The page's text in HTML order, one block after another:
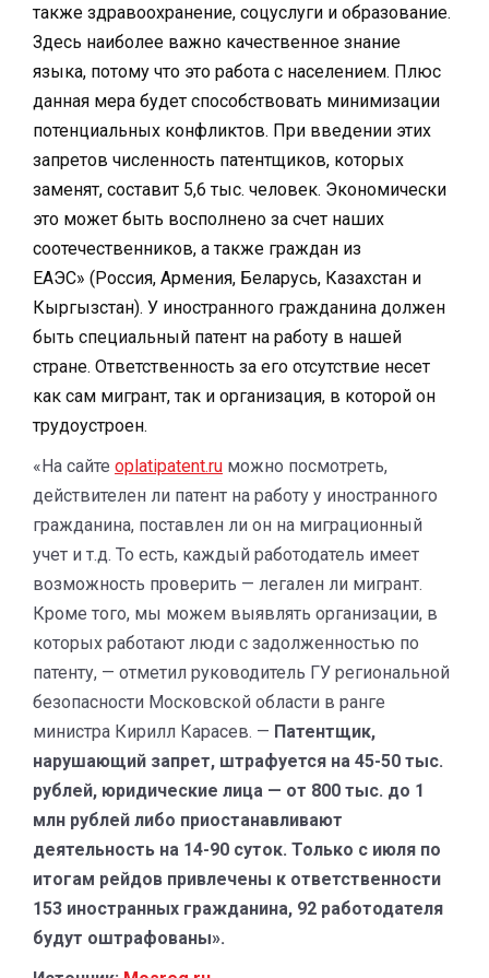
также здравоохранение, соцуслуги и образование.
Здесь наиболее важно качественное знание
языка, потому что это работа с населением. Плюс
данная мера будет способствовать минимизации
потенциальных конфликтов. При введении этих
запретов численность патентщиков, которых
заменят, составит 5,6 тыс. человек. Экономически
это может быть восполнено за счет наших
соотечественников, а также граждан из
ЕАЭС» (Россия, Армения, Беларусь, Казахстан и
Кыргызстан). У иностранного гражданина должен
быть специальный патент на работу в нашей
стране. Ответственность за его отсутствие несет
как сам мигрант, так и организация, в которой он
трудоустроен.
«На сайте oplatipatent.ru можно посмотреть,
действителен ли патент на работу у иностранного
гражданина, поставлен ли он на миграционный
учет и т.д. То есть, каждый работодатель имеет
возможность проверить — легален ли мигрант.
Кроме того, мы можем выявлять организации, в
которых работают люди с задолженностью по
патенту, — отметил руководитель ГУ региональной
безопасности Московской области в ранге
министра Кирилл Карасев. — Патентщик,
нарушающий запрет, штрафуется на 45-50 тыс.
рублей, юридические лица — от 800 тыс. до 1
млн рублей либо приостанавливают
деятельность на 14-90 суток. Только с июля по
итогам рейдов привлечены к ответственности
153 иностранных гражданина, 92 работодателя
будут оштрафованы».